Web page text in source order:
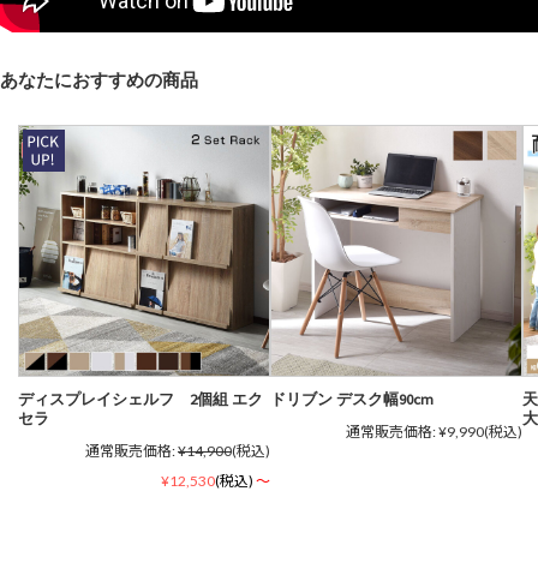
あなたにおすすめの商品
ディスプレイシェルフ 2個組 エク
セラ
通常販売価格:¥14,900(税込)
¥12,530(税込) ～
ドリブン デスク幅90cm
通常販売価格:¥9,990(税込)